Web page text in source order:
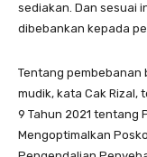
sediakan. Dan sesuai
dibebankan kepada
Tentang pembebanan
mudik, kata Cak Rizal,
9 Tahun 2021 tentang
Mengoptimalkan